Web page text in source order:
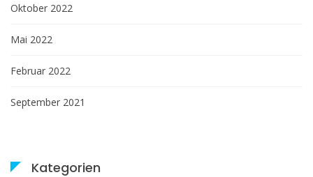
Oktober 2022
Mai 2022
Februar 2022
September 2021
Kategorien